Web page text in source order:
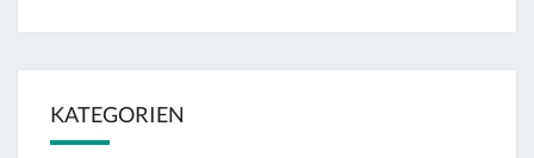
KATEGORIEN